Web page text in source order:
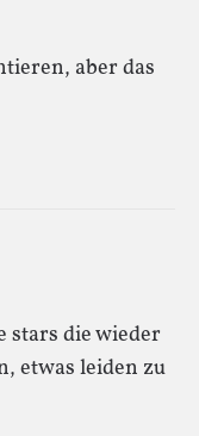
aber das
stars die wieder
etwas leiden zu